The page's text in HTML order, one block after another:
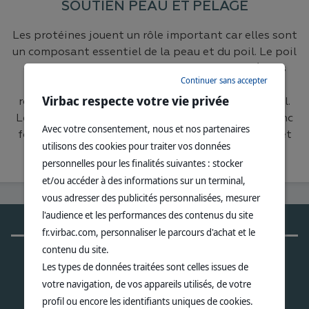
SOUTIEN PEAU ET PELAGE
Les protéines jouent un rôle important car elles sont
un composant essentiel de la peau et du poil. Le poil
est constitué à 95% de protéines. Jusqu'à 1/3 des
apports en protéines peut être utilisé pour le
renouvellement de la peau et la croissance du poil.
Le rôle des protéines ainsi que leur qualité est donc
fondamental pour garantir la beauté de la peau et
du pelage.
LA QUALITÉ RECONNUE PAR
LES VÉTÉRINAIRES
Virbac respecte votre vie privée
Avec votre consentement, nous et nos partenaires
utilisons des cookies pour traiter vos données
personnelles pour les finalités suivantes : stocker
et/ou accéder à des informations sur un terminal,
vous adresser des publicités personnalisées, mesurer
l'audience et les performances des contenus du site
fr.virbac.com, personnaliser le parcours d'achat et le
contenu du site.
Les types de données traitées sont celles issues de
votre navigation, de vos appareils utilisés, de votre
profil ou encore les identifiants uniques de cookies.
Continuer sans accepter